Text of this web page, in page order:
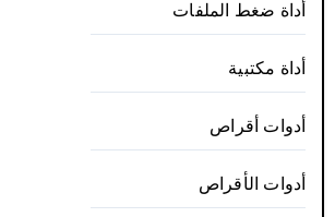
أداة ضغط الملفات
أداة مكتبية
أدوات أقراص
أدوات الأقراص